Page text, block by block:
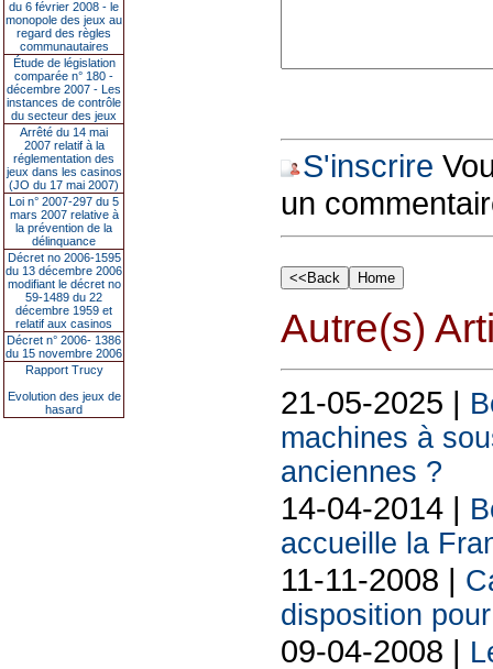
du 6 février 2008 - le
monopole des jeux au
regard des règles
communautaires
Étude de législation
comparée n° 180 -
décembre 2007 - Les
instances de contrôle
du secteur des jeux
Arrêté du 14 mai
2007 relatif à la
réglementation des
jeux dans les casinos
(JO du 17 mai 2007)
Loi n° 2007-297 du 5
mars 2007 relative à
la prévention de la
délinquance
Décret no 2006-1595
du 13 décembre 2006
modifiant le décret no
59-1489 du 22
décembre 1959 et
relatif aux casinos
Décret n° 2006- 1386
du 15 novembre 2006
Rapport Trucy
Evolution des jeux de
hasard
S'inscrire
un
Autre(s)
21-05-2025 |
machines à
anciennes ?
14-04-2014 |
accueille la
11-11-2008 |
disposition
09-04-2008 |